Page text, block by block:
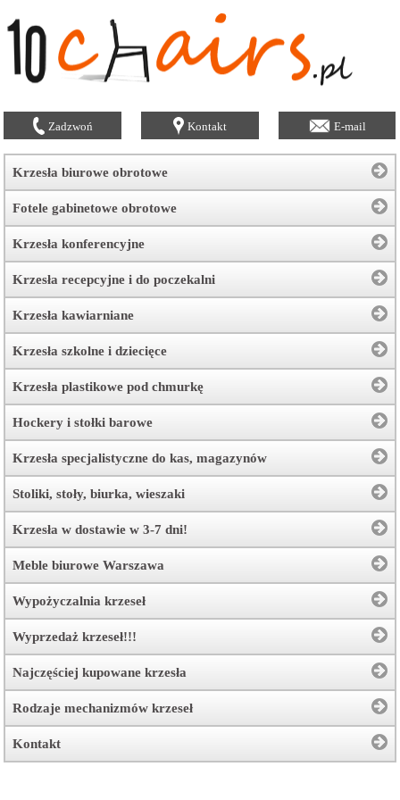
Zadzwoń Kontakt E-mail
Krzesła biurowe obrotowe
Fotele gabinetowe obrotowe
Krzesła konferencyjne
Krzesła recepcyjne i do poczekalni
Krzesła kawiarniane
Krzesła szkolne i dziecięce
Krzesła plastikowe pod chmurkę
Hockery i stołki barowe
Krzesła specjalistyczne do kas, magazynów
Stoliki, stoły, biurka, wieszaki
Krzesła w dostawie w 3-7 dni!
Meble biurowe Warszawa
Wypożyczalnia krzeseł
Wyprzedaż krzeseł!!!
Najczęściej kupowane krzesła
Rodzaje mechanizmów krzeseł
Kontakt